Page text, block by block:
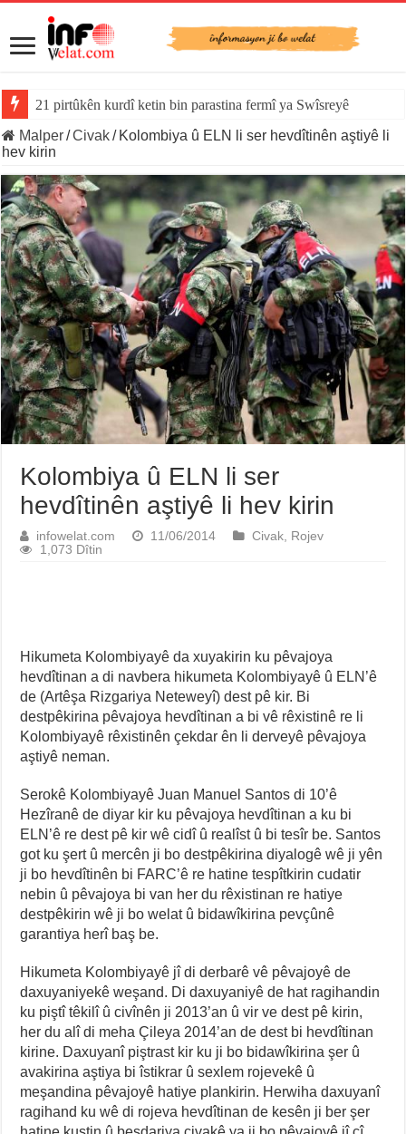
21 pirtûkên kurdî ketin bin parastina fermî ya Swîsreyê
Malper/Civak/ Kolombiya û ELN li ser hevdîtinên aştiyê li
hev kirin
Kolombiya û ELN li ser
hevdîtinên aştiyê li hev kirin
infowelat.com 11/06/2014 Civak, Rojev
1,073 Dîtin
Hikumeta Kolombiyayê da xuyakirin ku pêvajoya
hevdîtinan a di navbera hikumeta Kolombiyayê û ELN’ê
de (Artêşa Rizgariya Neteweyî) dest pê kir. Bi
destpêkirina pêvajoya hevdîtinan a bi vê rêxistinê re li
Kolombiyayê rêxistinên çekdar ên li derveyê pêvajoya
aştiyê neman.
Serokê Kolombiyayê Juan Manuel Santos di 10’ê
Hezîranê de diyar kir ku pêvajoya hevdîtinan a ku bi
ELN’ê re dest pê kir wê cidî û realîst û bi tesîr be. Santos
got ku şert û mercên ji bo destpêkirina diyalogê wê ji yên
ji bo hevdîtinên bi FARC’ê re hatine tespîtkirin cudatir
nebin û pêvajoya bi van her du rêxistinan re hatiye
destpêkirin wê ji bo welat û bidawîkirina pevçûnê
garantiya herî baş be.
Hikumeta Kolombiyayê jî di derbarê vê pêvajoyê de
daxuyaniyekê weşand. Di daxuyaniyê de hat ragihandin
ku piştî têkilî û civînên ji 2013’an û vir ve dest pê kirin,
her du alî di meha Çileya 2014’an de dest bi hevdîtinan
kirine. Daxuyanî piştrast kir ku ji bo bidawîkirina şer û
avakirina aştiya bi îstikrar û sexlem rojevekê û
meşandina pêvajoyê hatiye plankirin. Herwiha daxuyanî
ragihand ku wê di rojeva hevdîtinan de kesên ji ber şer